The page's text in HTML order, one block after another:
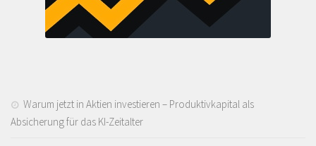
Warum jetzt in Aktien investieren – Produktivkapital als
Absicherung für das KI-Zeitalter